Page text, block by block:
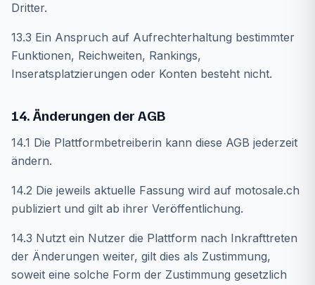
Dritter.
13.3 Ein Anspruch auf Aufrechterhaltung bestimmter
Funktionen, Reichweiten, Rankings,
Inseratsplatzierungen oder Konten besteht nicht.
14. Änderungen der AGB
14.1 Die Plattformbetreiberin kann diese AGB jederzeit
ändern.
14.2 Die jeweils aktuelle Fassung wird auf motosale.ch
publiziert und gilt ab ihrer Veröffentlichung.
14.3 Nutzt ein Nutzer die Plattform nach Inkrafttreten
der Änderungen weiter, gilt dies als Zustimmung,
soweit eine solche Form der Zustimmung gesetzlich